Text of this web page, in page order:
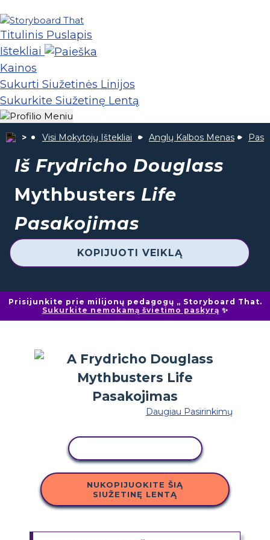
Titulinis Puslapis
Ištekliai
Kainos
Sukurti Siužetinės Linijos
Sukurkite Siužetinę Lentą
Visi Mokytojų Ištekliai Anglų Kalbos Menas
Iš Frydricho Douglass
Mythbusters Life
Pasakojimas
KOPIJUOTI VEIKLĄ
Prisijunkite prie milijonų pedagogų „ Storyboard That.
Sukurkite nemokamą švietimo paskyrą ✨
Daugiau Pasirinkimų
NUKOPIJUOKITE ŠIĄ
SIUŽETINĘ LENTĄ